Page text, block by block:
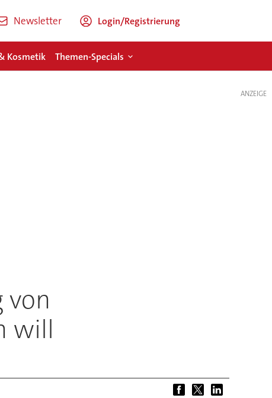
Newsletter Login/Registrierung
Kosmetik Themen-Specials
will
ANZEIGE